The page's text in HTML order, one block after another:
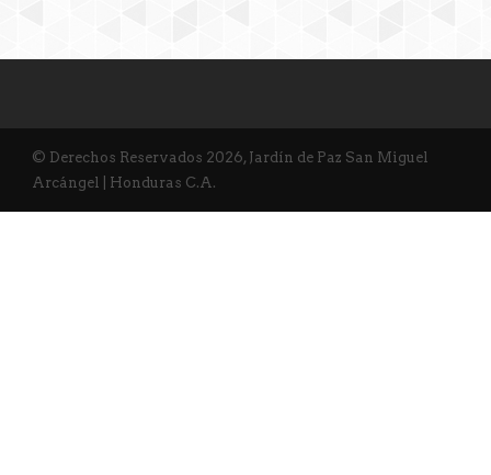
© Derechos Reservados 2026, Jardín de Paz San Miguel
Arcángel | Honduras C.A.